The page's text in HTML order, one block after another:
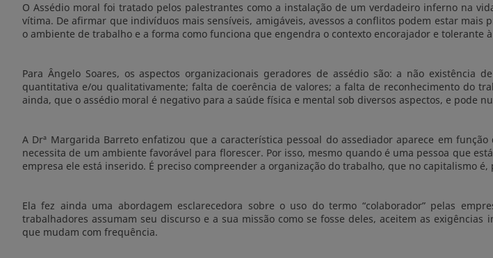
O Assédio moral foi tratado pelos palestrantes como a instalação de um verdadeiro inferno na
vítima. De afirmar que indivíduos mais sensíveis, amigáveis, avessos a conflitos podem estar
o ambiente de trabalho e a forma como funciona que engendra o contexto encorajador e tolerante
Para Ângelo Soares, os aspectos organizacionais geradores de assédio são: a não
quantitativa e/ou qualitativamente; falta de coerência de valores; a falta de reconhecimento do
ainda, que o assédio moral é negativo para a saúde física e mental sob diversos aspectos, e pode
A Drª Margarida Barreto enfatizou que a característica pessoal do assediador aparece em
necessita de um ambiente favorável para florescer. Por isso, mesmo quando é uma pessoa que
empresa ele está inserido. É preciso compreender a organização do trabalho, que no capitalismo
Ela fez ainda uma abordagem esclarecedora sobre o uso do termo “colaborador” pelas
trabalhadores assumam seu discurso e a sua missão como se fosse deles, aceitem as
que mudam com frequência.